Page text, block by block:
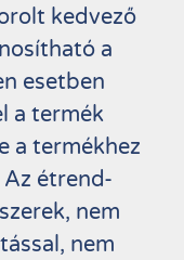
kedvező
a
esetben
a termék
a termékhez
étrend-
nem
nem